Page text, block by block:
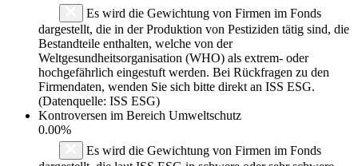
Es wird die Gewichtung von Firmen im Fonds
dargestellt, die in der Produktion von Pestiziden tätig sind, die
Bestandteile enthalten, welche von der
Weltgesundheitsorganisation (WHO) als extrem- oder
hochgefährlich eingestuft werden. Bei Rückfragen zu den
Firmendaten, wenden Sie sich bitte direkt an ISS ESG.
(Datenquelle: ISS ESG)
Kontroversen im Bereich Umweltschutz
0.00%
Es wird die Gewichtung von Firmen im Fonds